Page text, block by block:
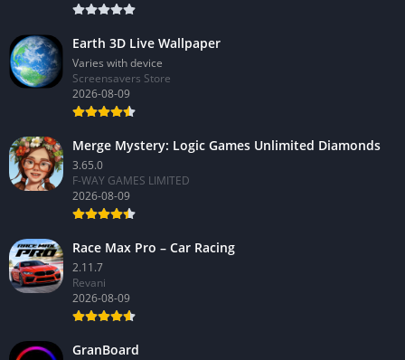
Earth 3D Live Wallpaper
Varies with device
Screensavers Store
2026-08-09
Merge Mystery: Logic Games Unlimited Diamonds
3.65.0
F-WAY GAMES LIMITED
2026-08-09
Race Max Pro – Car Racing
2.11.7
Revani
2026-08-09
GranBoard